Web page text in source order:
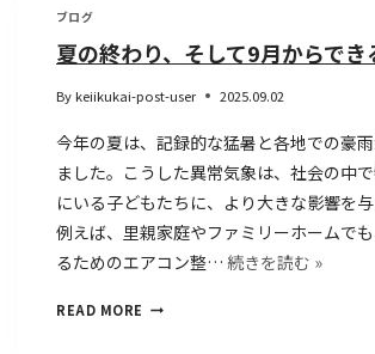
ブログ
夏の終わり、そして9月からでき
Bykeiikukai-post-user 2025.09.02
今年の夏は、記録的な猛暑と各地での豪
ました。こうした異常気象は、社会の中
にいる子どもたちに、より大きな影響を与
例えば、里親家庭やファミリーホームで
るためのエアコン整… 続きを読む »
READ MORE